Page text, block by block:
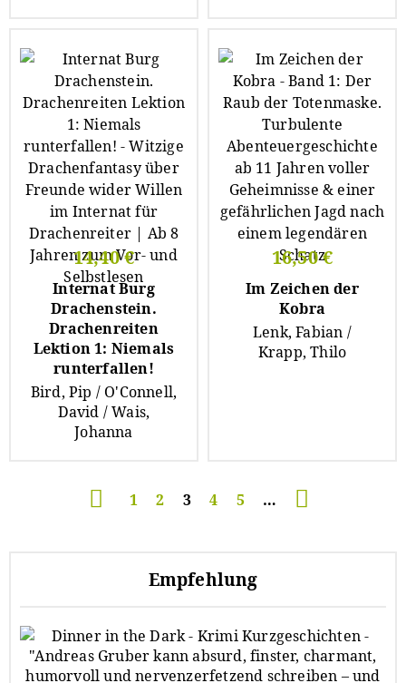
14,40 €
Internat Burg
Drachenstein.
Drachenreiten
Lektion 1: Niemals
runterfallen!
Bird, Pip / O'Connell,
David / Wais,
Johanna
16,50 €
Im Zeichen der
Kobra
Lenk, Fabian /
Krapp, Thilo
Seitennummerierung
Seite
1 Seite
2
Aktuelle
3 Seite
4 Seite
5 …
Empfehlung